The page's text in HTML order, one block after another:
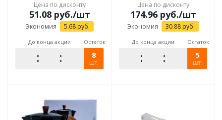
Цена по дисконту
51.08руб./шт
Экономия 5.68руб.
До конца акции Остаток
8
шт.
Цена по дисконту
174.96руб./шт
Экономия 30.88 руб.
До конца акции Остаток
5
шт.